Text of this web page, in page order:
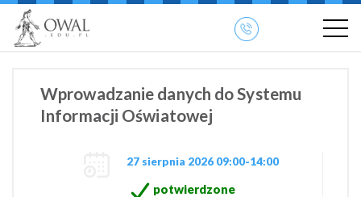
» OWAL.EDU.PL
Wprowadzanie danych do Systemu
Informacji Oświatowej
27 sierpnia 2026 09:00-14:00
potwierdzone